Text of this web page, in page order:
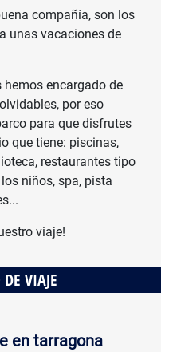
compañía, son los
unas vacaciones de
encargado de
por eso
para que disfrutes
que tiene: piscinas,
restaurantes tipo
niños, spa, pista
viaje!
VIAJE
en tarragona